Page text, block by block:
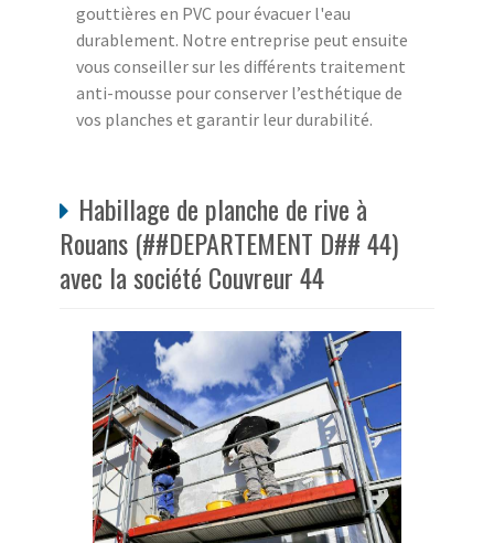
gouttières en PVC pour évacuer l'eau
durablement. Notre entreprise peut ensuite
vous conseiller sur les différents traitement
anti-mousse pour conserver l’esthétique de
vos planches et garantir leur durabilité.
Habillage de planche de rive à
Rouans (##DEPARTEMENT D## 44)
avec la société Couvreur 44